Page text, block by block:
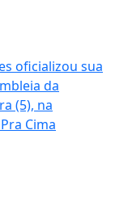
oficializou sua
da
(5), na
Cima